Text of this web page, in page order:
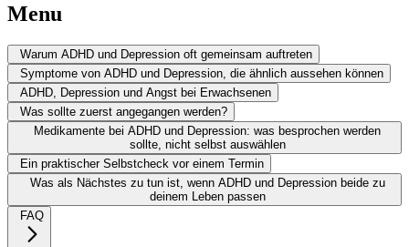
Menu
Warum ADHD und Depression oft gemeinsam auftreten
Symptome von ADHD und Depression, die ähnlich aussehen können
ADHD, Depression und Angst bei Erwachsenen
Was sollte zuerst angegangen werden?
Medikamente bei ADHD und Depression: was besprochen werden
sollte, nicht selbst auswählen
Ein praktischer Selbstcheck vor einem Termin
Was als Nächstes zu tun ist, wenn ADHD und Depression beide zu
deinem Leben passen
FAQ